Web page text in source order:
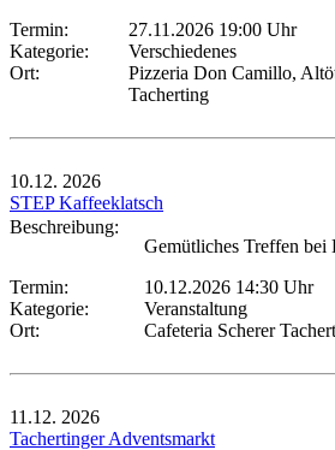
Termin:
27.11.2026 19:00 Uhr
Kategorie:
Verschiedenes
Ort:
Pizzeria Don Camillo,
Tacherting
10.12. 2026
STEP Kaffeeklatsch
Beschreibung:
Gemütliches Treffen bei
Termin:
10.12.2026 14:30 Uhr
Kategorie:
Veranstaltung
Ort:
Cafeteria Scherer
11.12. 2026
Tachertinger Adventsmarkt